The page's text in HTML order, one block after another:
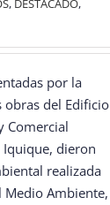
, DESTACADO,
por la
del Edificio
Comercial
Iquique, dieron
realizada
Medio Ambiente,